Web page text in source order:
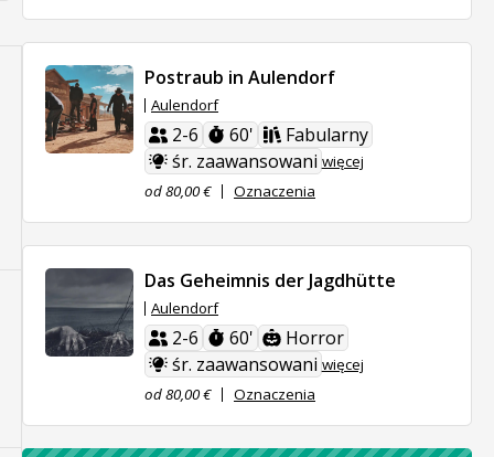
Postraub in Aulendorf
Aulendorf
2-6 60'
Fabularny
śr. zaawansowani więcej
od 80,00 €
Oznaczenia
Das Geheimnis der Jagdhütte
Aulendorf
2-6 60'
Horror
śr. zaawansowani więcej
od 80,00 €
Oznaczenia